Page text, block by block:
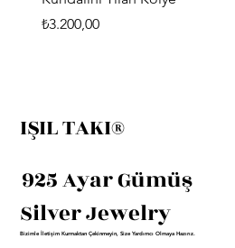
Fiyat
₺3.200,00
IŞIL TAKI®
925 Ayar Gümüş
Silver Jewelry
Bizimle İletişim Kurmaktan Çekinmeyin, Size Yardımcı Olmaya Hazırız.